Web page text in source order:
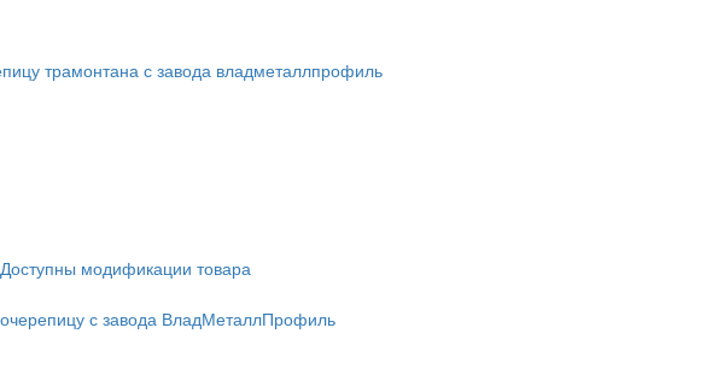
Доступны модификации товара